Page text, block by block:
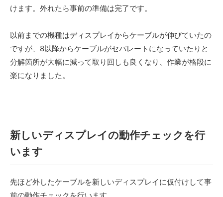
けます。外れたら事前の準備は完了です。
以前までの機種はディスプレイからケーブルが伸びていたの
ですが、8以降からケーブルがセパレートになっていたりと
分解箇所が大幅に減って取り回しも良くなり、作業が格段に
楽になりました。
新しいディスプレイの動作チェックを行
います
先ほど外したケーブルを新しいディスプレイに仮付けして事